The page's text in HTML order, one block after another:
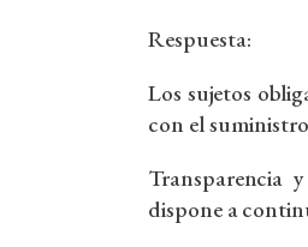
Respuesta:
Los sujetos
con el
Transparencia
dispone a